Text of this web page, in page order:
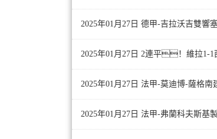
2025年01月27日 德甲-吉拉沃吉雙響
2025年01月27日 2連平！維拉1-1
2025年01月27日 法甲-莫迪博-薩格
2025年01月27日 法甲-弗蘭科夫斯基